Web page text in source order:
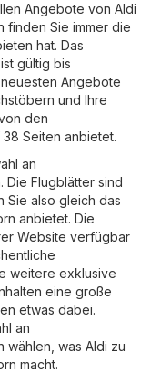
Angebote von Aldi
finden Sie immer die
hat. Das
gültig bis
Angebote
und Ihre
den
Seiten anbietet.
an
Die Flugblätter sind
Sie also gleich das
anbietet. Die
Website verfügbar
weitere exklusive
eine große
etwas dabei.
an
wählen, was Aldi zu
macht.